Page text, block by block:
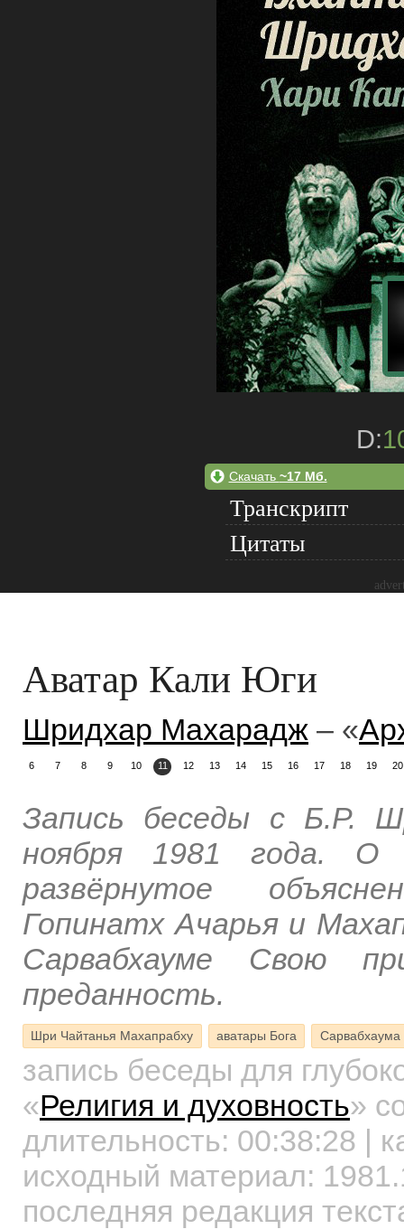
D:
Скачать ~17 Мб.
Транскрипт
Цитаты
Аватар Кали Юги
Шридхар Махарадж – «
6 7 8 9 10 11 12 13 14 15 16 17 18 19 20
Запись беседы с Б.Р.
ноября 1981 года. О
развёрнутое
Гопинатх Ачарья и
Сарвабхауме Свою
преданность.
Шри Чайтанья Махапрабху аватары Бога Сарвабхаума
запись беседы для
«Религия и духовность»
длительность: 00:38:28 |
исходный материал:
последняя редакция